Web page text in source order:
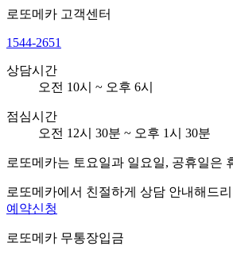
로또메카 고객센터
1544-2651
상담시간
오전 10시 ~ 오후 6시
점심시간
오전 12시 30분 ~ 오후 1시 30분
로또메카는 토요일과 일요일, 공휴일은
로또메카에서 친절하게 상담 안내해드
예약신청
로또메카 무통장입금